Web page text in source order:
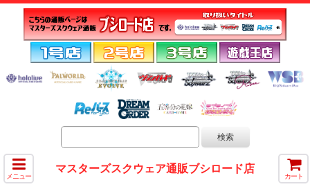
メニュー
マスターズスクウェア通販ブシロード店
カート